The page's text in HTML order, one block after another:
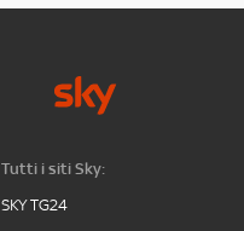
Tutti i siti Sky:
SKY TG24